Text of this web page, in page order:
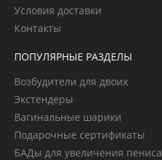
Условия доставки
Контакты
ПОПУЛЯРНЫЕ РАЗДЕЛЫ
Возбудители для двоих
Экстендеры
Вагинальные шарики
Подарочные сертификаты
БАДы для увеличения пениса